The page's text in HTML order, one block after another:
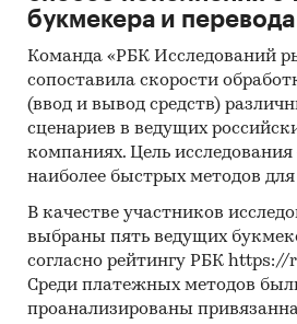
Основные блоки
Обзор российского рынка
ароматизированных
Результаты опроса
ароматизированных
Каналы получения
и отношение опрошенных
продвижения продукта
Прогноз количества
ароматизированных
букмекера и
Команда «РБК Исследований
сопоставила скорости
(ввод и вывод средств)
сценариев в ведущих
компаниях. Цель
наиболее быстрых методов для
В качестве участников
выбраны пять ведущих
согласно рейтингу РБК
Среди платежных методов
проанализированы